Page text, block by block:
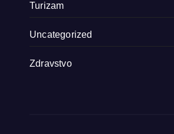
Turizam
Uncategorized
Zdravstvo